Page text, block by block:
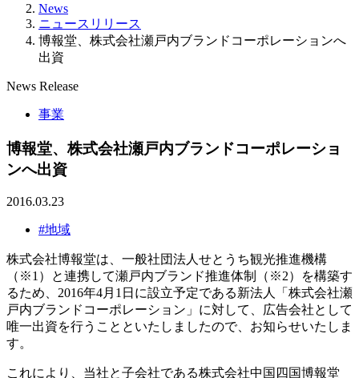
News
ニュースリリース
博報堂、株式会社瀬戸内ブランドコーポレーションへ
出資
News Release
事業
博報堂、株式会社瀬戸内ブランドコーポレーショ
ンへ出資
2016.03.23
#地域
株式会社博報堂は、一般社団法人せとうち観光推進機構
（※1）と連携して瀬戸内ブランド推進体制（※2）を構築す
るため、2016年4月1日に設立予定である新法人「株式会社瀬
戸内ブランドコーポレーション」に対して、広告会社として
唯一出資を行うことといたしましたので、お知らせいたしま
す。
これにより、当社と子会社である株式会社中国四国博報堂